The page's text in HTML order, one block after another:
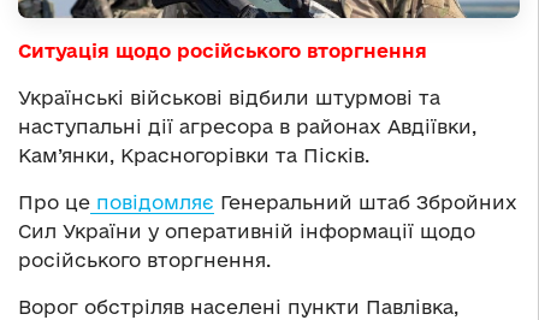
Ситуація щодо російського вторгнення
Українські військові відбили штурмові та
наступальні дії агресора в районах Авдіївки,
Кам’янки, Красногорівки та Пісків.
Про це повідомляє Генеральний штаб Збройних
Сил України у оперативній інформації щодо
російського вторгнення.
Ворог обстріляв населені пункти Павлівка,